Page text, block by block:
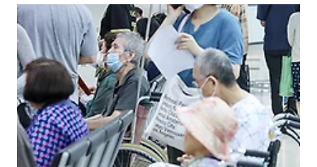
한 응급의료체계 24시간 운영 우선, 긴급한 환자를 위한 응급의료체계는 설 연
휴에도 평소와 같이 24시간 운영하고 서울대학교병원 등 권역·지역응급의료
센터 31개소, 서울시 서남병원 등 지역응급의료기관 18개소, 응급실 운영병원
21개소 등 총 70개소가 상시 운영됩니다. 서울시 25개 보건소와 7개 시립병
원은 설 ..